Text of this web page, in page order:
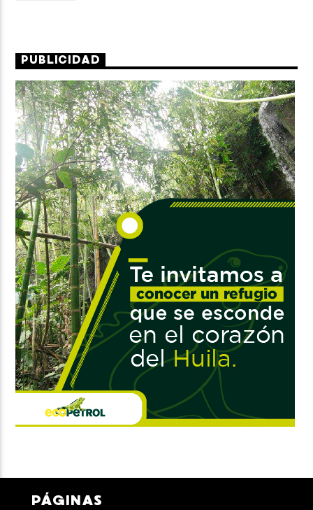
PUBLICIDAD
PÁGINAS